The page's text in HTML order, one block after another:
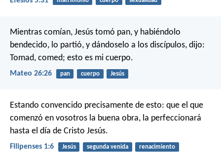
Mientras comían, Jesús tomó pan, y habiéndolo
bendecido, lo partió, y dándoselo a los discípulos, dijo:
Tomad, comed; esto es mi cuerpo.
Mateo 26:26 pan cuerpo Jesús
Estando convencido precisamente de esto: que el que
comenzó en vosotros la buena obra, la perfeccionará
hasta el día de Cristo Jesús.
Filipenses 1:6 Jesús segunda venida renacimiento